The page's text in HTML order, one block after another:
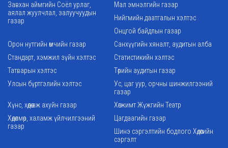
Завхан аймгийн Соёл урлаг,
аялал жуулчлал, залуучуудын
газар
Мал эмнэлгийн газар
Нийгмийн даатгалын хэлтэс
Онцгой байдлын газар
Орон нутгийн өмчийн газар
Санхүүгийн хяналт, аудитын алба
Стандарт, хэмжил зүйн хэлтэс
Статистикийн хэлтэс
Татварын хэлтэс
Төрийн аудитын газар
Улсын бүртгэлийн хэлтэс
Ус, цаг уур, орчны шинжилгээний
газар
Хүнс, хөдөө аж ахуйн газар
Хөгжимт Жүжгийн Театр
Хөдөлмөр, халамж үйлчилгээний
газар
Цагдаагийн газар
Шинэ сэргэлтийн бодлого Хөдөөгийн
сэргэлт